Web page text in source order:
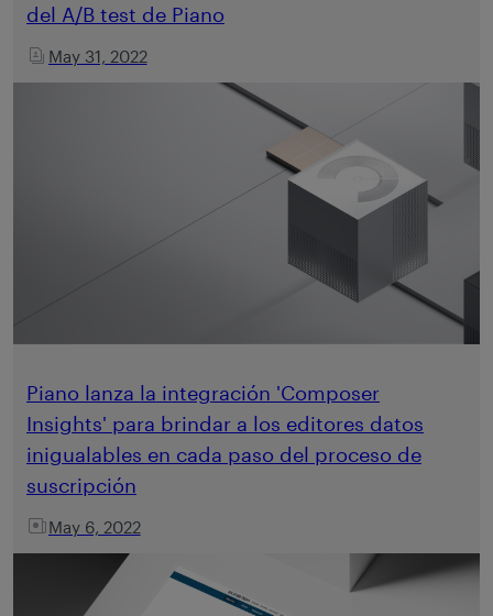
del A/B test de Piano
May 31, 2022
Piano lanza la integración 'Composer
Insights' para brindar a los editores datos
inigualables en cada paso del proceso de
suscripción
May 6, 2022